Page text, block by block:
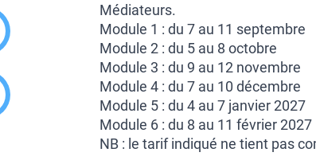
Médiateurs.
Module 1 : du 7 au 11 septembre
Module 2 : du 5 au 8 octobre
Module 3 : du 9 au 12 novembre
Module 4 : du 7 au 10 décembre
Module 5 : du 4 au 7 janvier 2027
Module 6 : du 8 au 11 février 2027
NB : le tarif indiqué ne tient pas